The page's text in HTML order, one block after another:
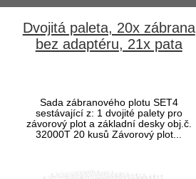
Dvojitá paleta, 20x zábrana
bez adaptéru, 21x pata
Sada zábranového plotu SET4
sestávající z: 1 dvojité palety pro
závorový plot a základní desky obj.č.
32000T 20 kusů Závorový plot...